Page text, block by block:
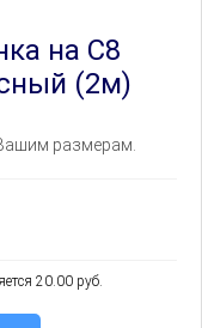
на С8
(2м)
размерам.
20.00 руб.